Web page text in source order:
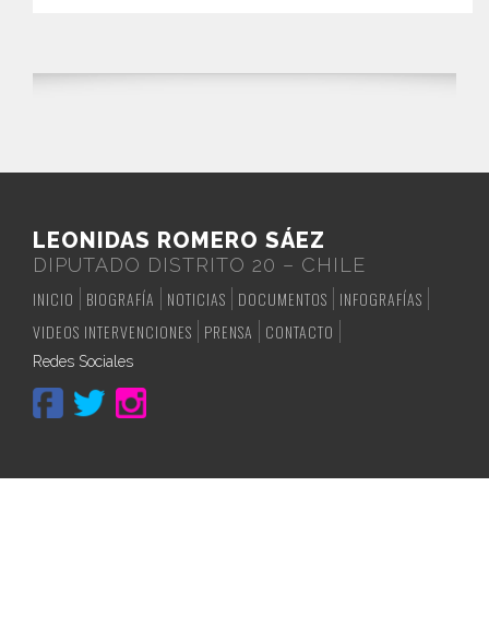
LEONIDAS ROMERO SÁEZ
DIPUTADO DISTRITO 20 – CHILE
INICIO
BIOGRAFÍA NOTICIAS DOCUMENTOS
INFOGRAFÍAS
VIDEOS INTERVENCIONES
PRENSA CONTACTO
Redes Sociales